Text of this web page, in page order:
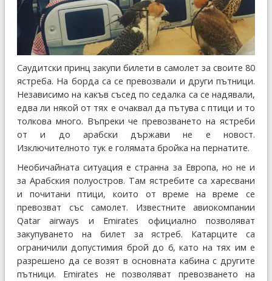
Саудитски принц закупи билети в самолет за своите 80
ястреба. На борда са се превозвали и други пътници.
Независимо на какъв съсед по седалка са се надявали,
едва ли някой от тях е очаквал да пътува с птици и то
толкова много. Въпреки че превозването на ястреби
от и до арабски държави не е новост.
Изключителното тук е голямата бройка на пернатите.
Необичайната ситуация е странна за Европа, но не и
за Арабския полуостров. Там ястребите са харесвани
и почитани птици, които от време на време се
превозват със самолет. Известните авиокомпании
Qatar airways и Emirates официално позволяват
закупуването на билет за ястреб. Катарците са
ограничили допустимия брой до 6, като на тях им е
разрешено да се возят в основната кабина с другите
пътници. Emirates не позволяват превозването на